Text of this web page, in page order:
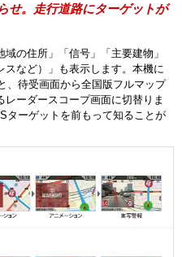
せ。走行道路にターゲットが
の住所」「信号」「主要建物」
スなど）」も表示します。本機に
、待受画面から全国版フルマップ
レーダースコープ画面に切替りま
ターゲットを前もって知ることが